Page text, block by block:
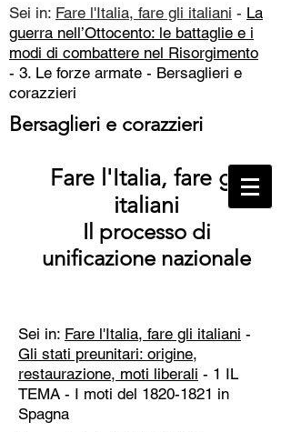
Sei in: Fare l'Italia, fare gli italiani - La
guerra nell’Ottocento: le battaglie e i
modi di combattere nel Risorgimento
- 3. Le forze armate - Bersaglieri e
corazzieri
Bersaglieri e corazzieri
Fare l'Italia, fare gli
italiani
Il processo di
unificazione nazionale
Sei in: Fare l'Italia, fare gli italiani -
Gli stati preunitari: origine,
restaurazione, moti liberali - 1 IL
TEMA - I moti del 1820-1821 in
Spagna